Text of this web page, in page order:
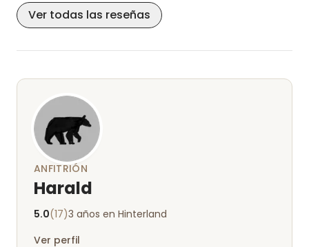
Ver todas las reseñas
ANFITRIÓN
Harald
5.0(17)3 años en Hinterland
Ver perfil